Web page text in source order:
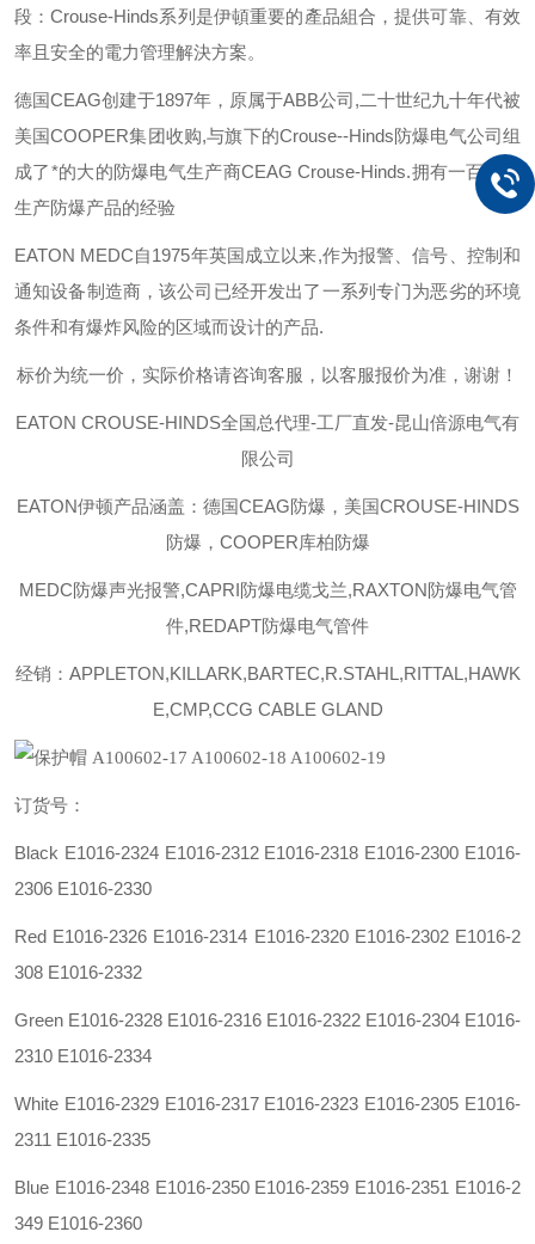
段：Crouse-Hinds系列是伊頓重要的產品組合，提供可靠、有效
率且安全的電力管理解決方案。
德国CEAG创建于1897年，原属于ABB公司,二十世纪九十年代被
美国COOPER集团收购,与旗下的Crouse--Hinds防爆电气公司组
成了*的大的防爆电气生产商CEAG Crouse-Hinds.拥有一百多年
生产防爆产品的经验
EATON MEDC自1975年英国成立以来,作为报警、信号、控制和
通知设备制造商，该公司已经开发出了一系列专门为恶劣的环境
条件和有爆炸风险的区域而设计的产品.
标价为统一价，实际价格请咨询客服，以客服报价为准，谢谢！
EATON CROUSE-HINDS全国总代理-工厂直发-昆山倍源电气有
限公司
EATON伊顿产品涵盖：德国CEAG防爆，美国CROUSE-HINDS
防爆，COOPER库柏防爆
MEDC防爆声光报警,CAPRI防爆电缆戈兰,RAXTON防爆电气管
件,REDAPT防爆电气管件
经销：APPLETON,KILLARK,BARTEC,R.STAHL,RITTAL,HAWK
E,CMP,CCG CABLE GLAND
订货号：
Black E1016-2324 E1016-2312 E1016-2318 E1016-2300 E1016-
2306 E1016-2330
Red E1016-2326 E1016-2314 E1016-2320 E1016-2302 E1016-2
308 E1016-2332
Green E1016-2328 E1016-2316 E1016-2322 E1016-2304 E1016-
2310 E1016-2334
White E1016-2329 E1016-2317 E1016-2323 E1016-2305 E1016-
2311 E1016-2335
Blue E1016-2348 E1016-2350 E1016-2359 E1016-2351 E1016-2
349 E1016-2360